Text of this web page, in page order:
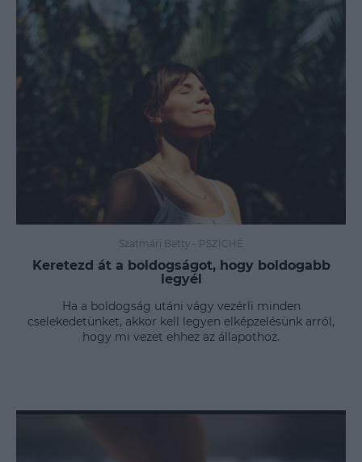
Szatmári Betty - PSZICHÉ
Keretezd át a boldogságot, hogy boldogabb
legyél
Ha a boldogság utáni vágy vezérli minden
cselekedetünket, akkor kell legyen elképzelésünk arról,
hogy mi vezet ehhez az állapothoz.